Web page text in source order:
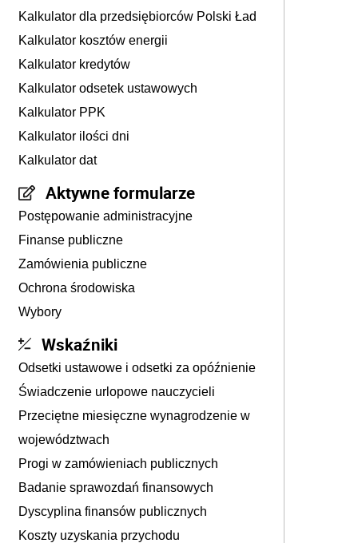
Kalkulator dla przedsiębiorców Polski Ład
Kalkulator kosztów energii
Kalkulator kredytów
Kalkulator odsetek ustawowych
Kalkulator PPK
Kalkulator ilości dni
Kalkulator dat
Aktywne formularze
Postępowanie administracyjne
Finanse publiczne
Zamówienia publiczne
Ochrona środowiska
Wybory
Wskaźniki
Odsetki ustawowe i odsetki za opóźnienie
Świadczenie urlopowe nauczycieli
Przeciętne miesięczne wynagrodzenie w
województwach
Progi w zamówieniach publicznych
Badanie sprawozdań finansowych
Dyscyplina finansów publicznych
Koszty uzyskania przychodu